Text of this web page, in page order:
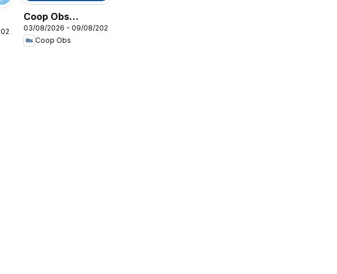
Coop Obs
kundeavis
03/08/2026 - 09/08/2026
Coop Obs